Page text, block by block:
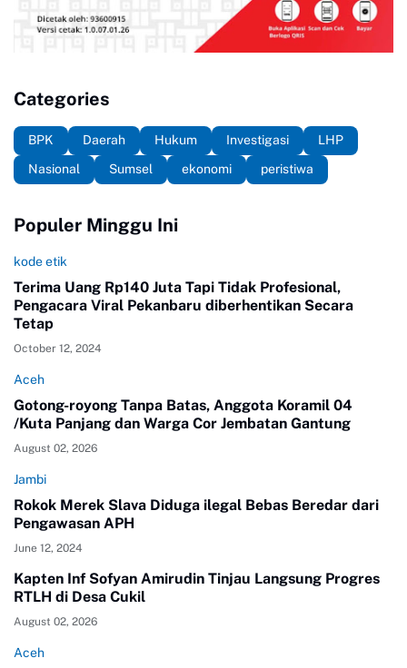
Categories
BPK Daerah Hukum Investigasi
LHP
Nasional
Sumsel ekonomi peristiwa
Populer Minggu Ini
kode etik
Terima Uang Rp140 Juta Tapi Tidak Profesional,
Pengacara Viral Pekanbaru diberhentikan Secara
Tetap
October 12, 2024
Aceh
Gotong-royong Tanpa Batas, Anggota Koramil 04
/Kuta Panjang dan Warga Cor Jembatan Gantung
August 02, 2026
Jambi
Rokok Merek Slava Diduga ilegal Bebas Beredar dari
Pengawasan APH
June 12, 2024
Kapten Inf Sofyan Amirudin Tinjau Langsung Progres
RTLH di Desa Cukil
August 02, 2026
Aceh